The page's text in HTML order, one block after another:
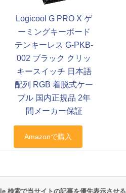
Logicool G PRO X ゲ
ーミングキーボード
テンキーレス G-PKB-
002 ブラック クリッ
キースイッチ 日本語
配列 RGB 着脱式ケー
ブル 国内正規品 2年
間メーカー保証
検索で当サイトの記事を優先表示させる